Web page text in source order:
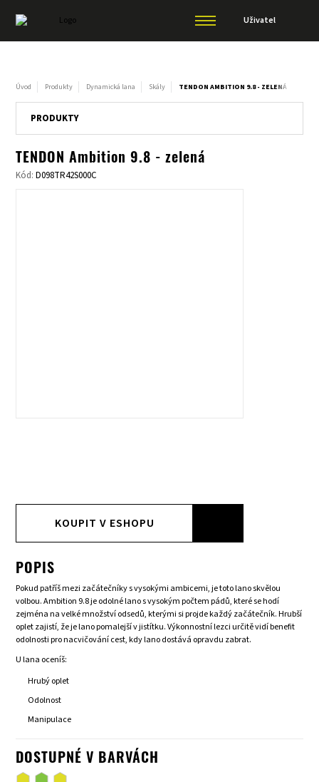
Uživatel
Úvod Produkty Dynamická lana Skály TENDON AMBITION 9.8 - ZELENÁ
PRODUKTY
TENDON Ambition 9.8 - zelená
Kód:D098TR42S000C
KOUPIT V ESHOPU
POPIS
Pokud patříš mezi začátečníky s vysokými ambicemi, je toto lano skvělou
volbou. Ambition 9.8 je odolné lano s vysokým počtem pádů, které se hodí
zejména na velké množství odsedů, kterými si projde každý začátečník. Hrubší
oplet zajistí, že je lano pomalejší v jistítku. Výkonnostní lezci určitě vidí benefit
odolnosti pro nacvičování cest, kdy lano dostává opravdu zabrat.
U lana oceníš:
Hrubý oplet
Odolnost
Manipulace
DOSTUPNÉ V BARVÁCH